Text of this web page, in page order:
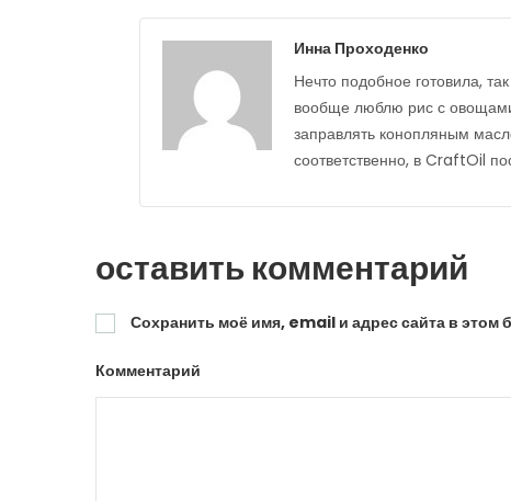
Инна Проходенко
Нечто подобное готовила,
вообще люблю рис с овощами
заправлять конопляным
соответственно, в CraftOil
оставить комментарий
Сохранить моё имя, email и адрес сайта в
Комментарий